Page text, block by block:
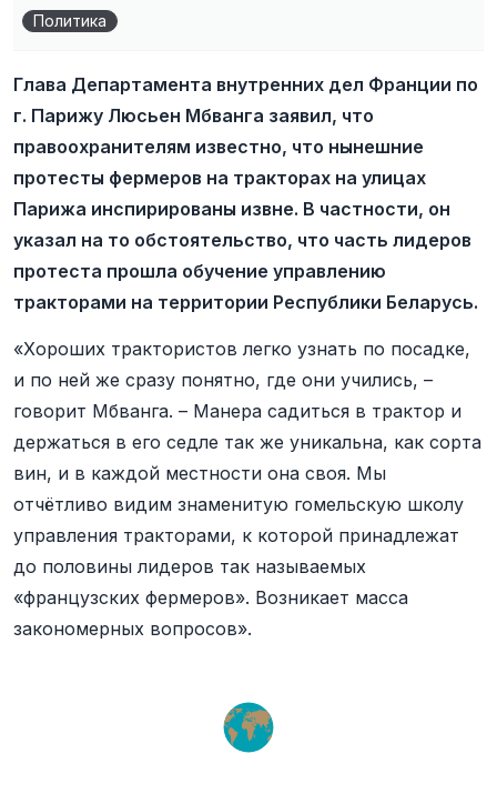
Политика
Глава Департамента внутренних дел Франции по
г. Парижу Люсьен Мбванга заявил, что
правоохранителям известно, что нынешние
протесты фермеров на тракторах на улицах
Парижа инспирированы извне. В частности, он
указал на то обстоятельство, что часть лидеров
протеста прошла обучение управлению
тракторами на территории Республики Беларусь.
«Хороших трактористов легко узнать по посадке,
и по ней же сразу понятно, где они учились, –
говорит Мбванга. – Манера садиться в трактор и
держаться в его седле так же уникальна, как сорта
вин, и в каждой местности она своя. Мы
отчётливо видим знаменитую гомельскую школу
управления тракторами, к которой принадлежат
до половины лидеров так называемых
«французских фермеров». Возникает масса
закономерных вопросов».